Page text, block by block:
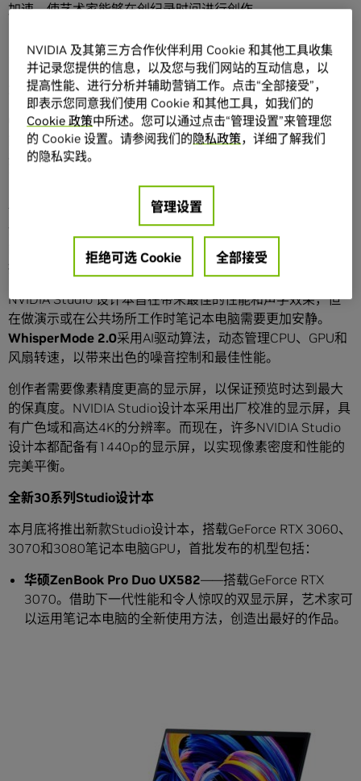
加速，使艺术家能够在创纪录时间进行创作。
NVIDIA Studio设计本配备全新的RTX 30系列笔记本电脑GPU，带来性能提升。
为随时随地创作而生
GeForce RTX 30系列笔记本电脑GPU有着高达2倍的渲染性
能提升，并引入第三代Max-Q技术。Max-Q技术帮助制造商
开发性能出色，轻薄便携的笔记本电脑，使创作者能使用数
创作流程需要GPU、显存和CPU等多个PC组件来快速执行。
全新由AI驱动的
Dynamic Boost 2.0能够在这些组件之间智
能调配功耗，从而提高性能，使笔记本电脑运行更快速、更
持久。
NVIDIA Studio 设计本旨在带来最佳的性能和声学效果，但
在做演示或在公共场所工作时笔记本电脑需要更加安静。
WhisperMode 2.0采用AI驱动算法，动态管理CPU、GPU和
风扇转速，以带来出色的噪音控制和最佳性能。
创作者需要像素精度更高的显示屏，以保证预览时达到最大
的保真度。NVIDIA Studio设计本采用出厂校准的显示屏，具
有广色域和高达4K的分辨率。而现在，许多NVIDIA Studio
设计本都配备有1440p的显示屏，以实现像素密度和性能的
完美平衡。
全新30系列 Studio设计本
本月底将推出新款Studio设计本，搭载GeForce RTX 3060、
3070和3080笔记本电脑GPU，首批发布的机型包括：
华硕ZenBook Pro Duo UX582——搭载GeForce RTX
3070。借助下一代性能和令人惊叹的双显示屏，艺术家可
以运用笔记本电脑的全新使用方法，创造出最好的作品。
NVIDIA 及其第三方合作伙伴利用 Cookie 和其他工具收集
并记录您提供的信息，以及您与我们网站的互动信息，以
提高性能、进行分析并辅助营销工作。点击“全部接受”，
即表示您同意我们使用 Cookie 和其他工具，如我们的
Cookie 政策中所述。您可以通过点击“管理设置”来管理您
的 Cookie 设置。请参阅我们的隐私政策，详细了解我们
的隐私实践。
管理设置
拒绝可选 Cookie 全部接受